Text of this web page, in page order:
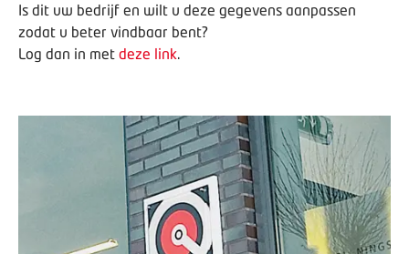
Is dit uw bedrijf en wilt u deze gegevens aanpassen
zodat u beter vindbaar bent?
Log dan in met deze link.